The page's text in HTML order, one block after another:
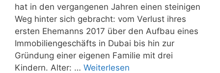
hat in den vergangenen Jahren einen steinigen
Weg hinter sich gebracht: vom Verlust ihres
ersten Ehemanns 2017 über den Aufbau eines
Immobiliengeschäfts in Dubai bis hin zur
Gründung einer eigenen Familie mit drei
Kindern. Alter: … Weiterlesen